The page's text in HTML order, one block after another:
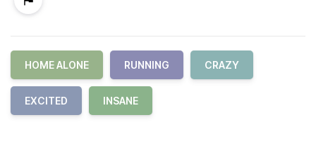
HOME ALONE RUNNING CRAZY
EXCITED INSANE